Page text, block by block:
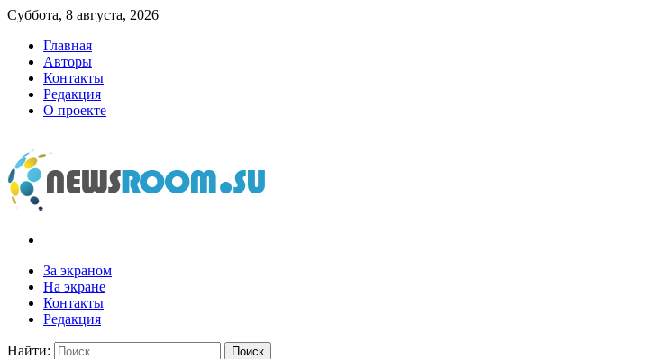
Суббота, 8 августа, 2026
Главная
Авторы
Контакты
Редакция
О проекте
newsroom.su
Новости о новостях
За экраном
На экране
Контакты
Редакция
Найти: